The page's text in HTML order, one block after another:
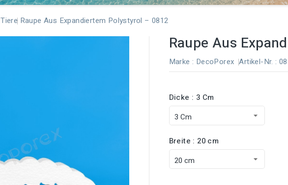
Tiere Raupe Aus Expandiertem Polystyrol – 0812
Raupe Aus
Marke : DecoPorex Artikel-Nr. :
Dicke : 3 Cm
Breite : 20 cm